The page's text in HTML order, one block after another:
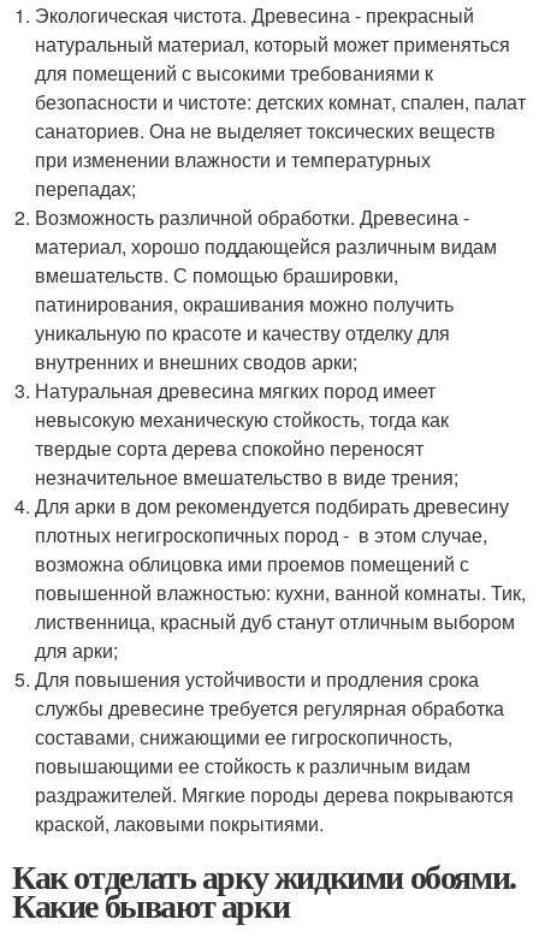
Экологическая чистота. Древесина - прекрасный
натуральный материал, который может применяться
для помещений с высокими требованиями к
безопасности и чистоте: детских комнат, спален, палат
санаториев. Она не выделяет токсических веществ
при изменении влажности и температурных
перепадах;
Возможность различной обработки. Древесина -
материал, хорошо поддающейся различным видам
вмешательств. С помощью брашировки,
патинирования, окрашивания можно получить
уникальную по красоте и качеству отделку для
внутренних и внешних сводов арки;
Натуральная древесина мягких пород имеет
невысокую механическую стойкость, тогда как
твердые сорта дерева спокойно переносят
незначительное вмешательство в виде трения;
Для арки в дом рекомендуется подбирать древесину
плотных негигроскопичных пород - в этом случае,
возможна облицовка ими проемов помещений с
повышенной влажностью: кухни, ванной комнаты. Тик,
лиственница, красный дуб станут отличным выбором
для арки;
Для повышения устойчивости и продления срока
службы древесине требуется регулярная обработка
составами, снижающими ее гигроскопичность,
повышающими ее стойкость к различным видам
раздражителей. Мягкие породы дерева покрываются
краской, лаковыми покрытиями.
Как отделать арку жидкими обоями.
Какие бывают арки